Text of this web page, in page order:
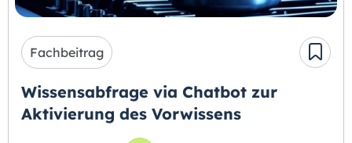
Fachbeitrag
Wissensabfrage via Chatbot zur
Aktivierung des Vorwissens